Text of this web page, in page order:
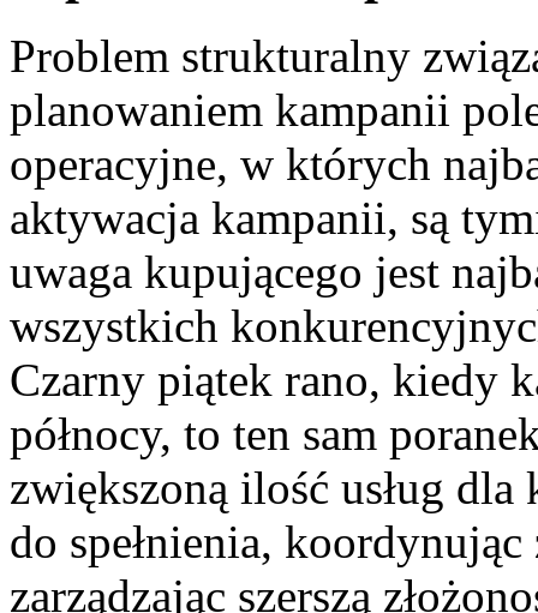
Problem strukturalny
planowaniem kampanii
operacyjne, w których
aktywacja kampanii, są
uwaga kupującego jest
wszystkich
Czarny piątek rano, kiedy
północy, to ten sam
zwiększoną ilość usług
do spełnienia,
zarządzając szerszą